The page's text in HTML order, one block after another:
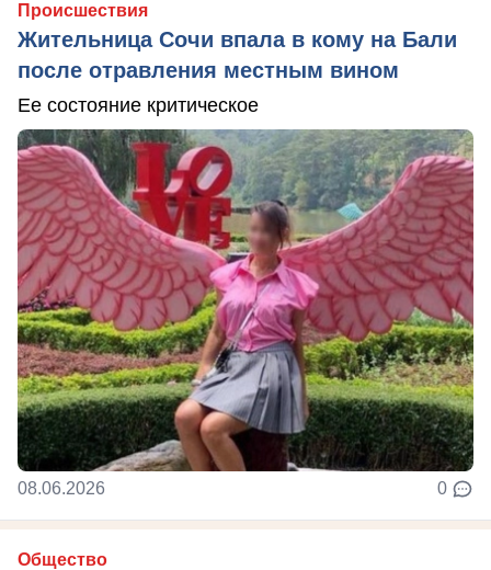
Происшествия
Жительница Сочи впала в кому на Бали
после отравления местным вином
Ее состояние критическое
08.06.2026 0
Общество